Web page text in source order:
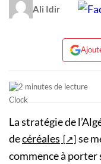
Ali Idir
2 minutes de lecture
La stratégie de
decéréales
se
commence à porter